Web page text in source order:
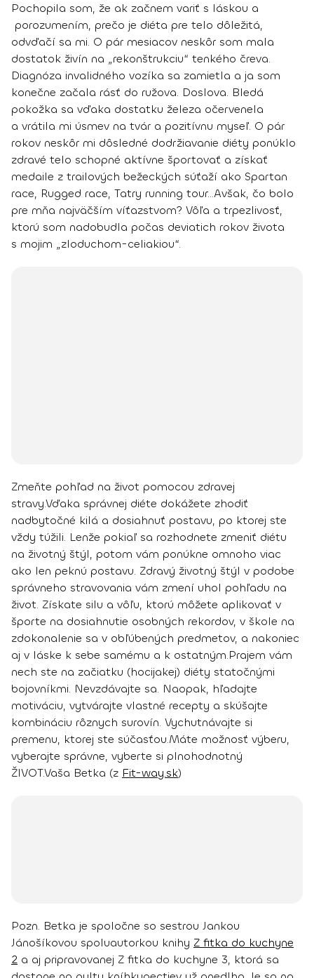
Pochopila som, že ak začnem variť s láskou a
porozumením, prečo je diéta pre telo dôležitá,
odvďačí sa mi. O pár mesiacov neskôr som mala
dostatok živín na „rekonštrukciu“ tenkého čreva.
Diagnóza invalidného vozíka sa zamietla a ja som
konečne začala rásť do ružova. Doslova. Bledá
pokožka sa vďaka dostatku železa očervenela
a vrátila mi úsmev na tvár a pozitívnu myseľ. O pár
rokov neskôr mi dôsledné dodržiavanie diéty ponúklo
zdravé telo schopné aktívne športovať a získať
medaile z trailových bežeckých súťaží ako Spartan
race, Rugged race, Tatry running tour...Avšak, čo bolo
pre mňa najväčším víťazstvom? Vôľa a trpezlivosť,
ktorú som nadobudla počas deviatich rokov života
s mojim „zloduchom-celiakiou“.
Zmeňte pohľad na život pomocou zdravej
stravy.Vďaka správnej diéte dokážete zhodiť
nadbytočné kilá a dosiahnuť postavu, po ktorej ste
vždy túžili. Lenže pokiaľ sa rozhodnete zmeniť diétu
na životný štýl, potom vám ponúkne omnoho viac
ako len peknú postavu. Zdravý životný štýl v podobe
správneho stravovania vám zmení uhol pohľadu na
život. Získate silu a vôľu, ktorú môžete aplikovať v
športe na dosiahnutie osobných rekordov, v škole na
zdokonalenie sa v obľúbených predmetov, a nakoniec
aj v láske k sebe samému a k ostatným.Prajem vám
nech ste na začiatku (hocijakej) diéty statočnými
bojovníkmi. Nevzdávajte sa. Naopak, hľadajte
motiváciu, vytvárajte vlastné recepty a skúšajte
kombináciu rôznych surovín. Vychutnávajte si
premenu, ktorej ste súčasťou.Máte možnosť výberu,
vyberajte správne, vyberte si plnohodnotný
ŽIVOT.Vaša Betka (z Fit-way.sk)
Pozn. Betka je spoločne so sestrou Jankou
Jánošíkovou spoluautorkou knihy Z fitka do kuchyne
2 a aj pripravovanej Z fitka do kuchyne 3, ktorá sa